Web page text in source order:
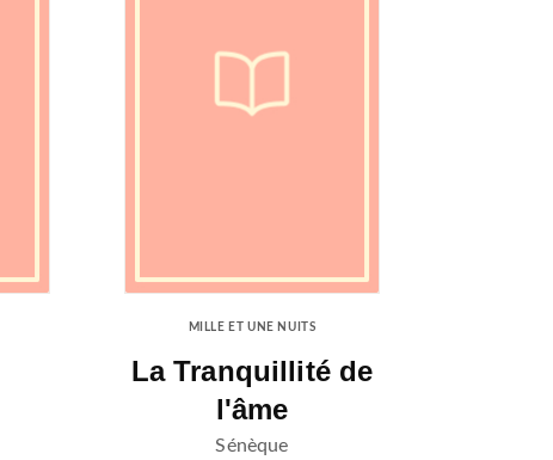
MILLE ET UNE NUITS
La Tranquillité de
l'âme
Sénèque